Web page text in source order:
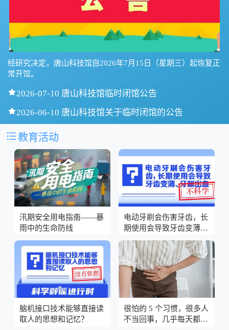
经研究决定，唐山科技馆自2026年7月15日（星期三）起恢复正
常开馆。
2026-07-10 唐山科技馆临时闭馆公告
2026-06-10 唐山科技馆关于临时闭馆的公告
教育活动
汛期安全用电指南——暴
雨中的生命防线
电动牙刷会伤害牙齿，长
期使用会导致牙齿变薄、
牙龈出血？
脑机接口技术能够直接读
取人的思想和记忆？
很怕的 5 个习惯，很多人
不当回事，几乎每天都在